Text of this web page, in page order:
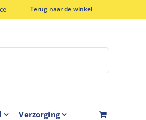
Terug naar de winkel
Verzorging